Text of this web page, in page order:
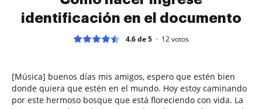
identificación en el documento
4.6 de 5 12votos
[Música] buenos días mis amigos, espero que estén bien
donde quiera que estén en el mundo. Hoy estoy caminando
por este hermoso bosque que está floreciendo con vida. La